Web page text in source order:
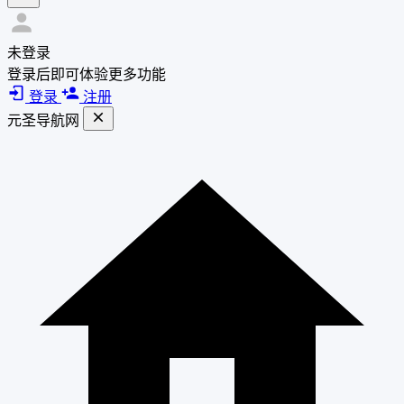
未登录
登录后即可体验更多功能
登录
注册
元圣导航网